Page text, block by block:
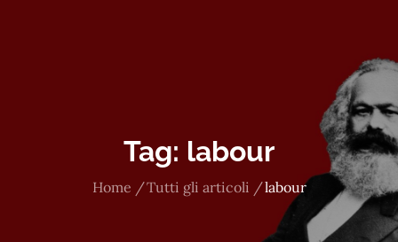
Tag: labour
Home Tutti gli articoli labour